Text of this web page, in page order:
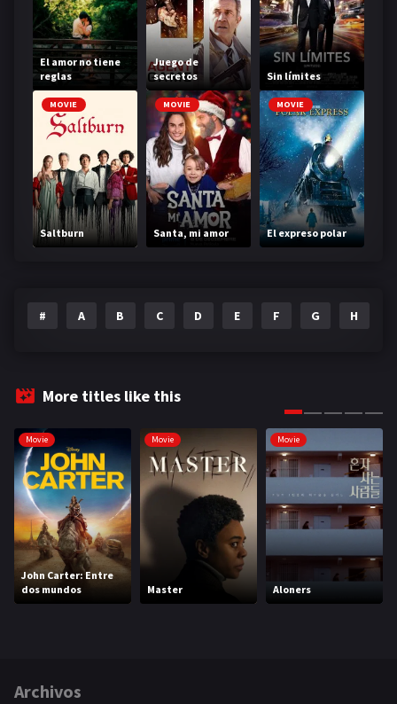
El amor no tiene
reglas
Juego de
secretos
Sin límites
MOVIE
Saltburn
MOVIE
Santa, mi amor
MOVIE
El expreso polar
# A B C D E F G H
More titles like this
Movie
John Carter: Entre
dos mundos
Movie
Master
Movie
Aloners
Archivos